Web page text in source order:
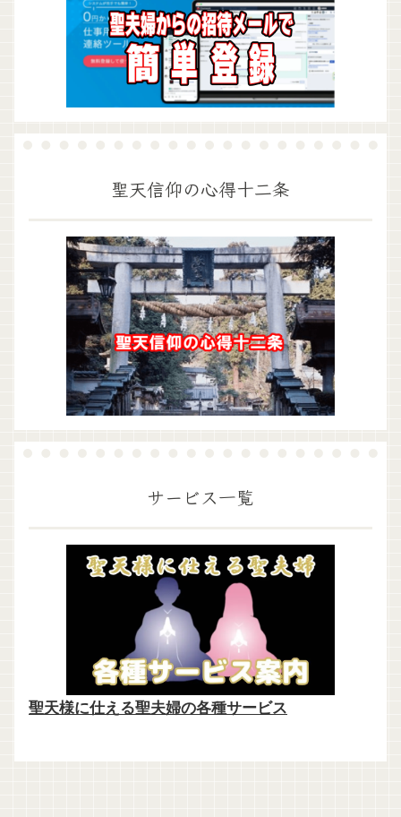
聖天信仰の心得十二条
サービス一覧
聖天様に仕える聖夫婦の各種サービス